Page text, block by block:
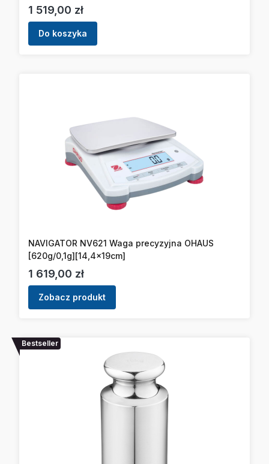
Cena
1 519,00 zł
Do koszyka
NAVIGATOR NV621 Waga precyzyjna OHAUS
[620g/0,1g][14,4x19cm]
Cena
1 619,00 zł
Zobacz produkt
Bestseller